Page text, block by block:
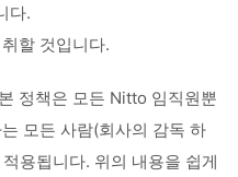
다.
할 것입니다.
정책은 모든 Nitto 임직원뿐
모든 사람(회사의 감독 하
용됩니다. 위의 내용을 쉽게